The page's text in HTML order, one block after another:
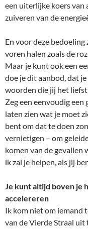
een uiterlijke koers van
zuiveren van de
En voor deze
voren halen zoals de
Maar je kunt ook een
doe je dit aanbod, dat
woorden die jij het liefst
Zeg een eenvoudig
laten zien wat je moet
bent om dat te doen
vernietigen – om
komen van de gevallen
ik zal je helpen, als jij
Je kunt altijd boven je
accelereren
Ik kom niet om iemand
van de Vierde Straal uit